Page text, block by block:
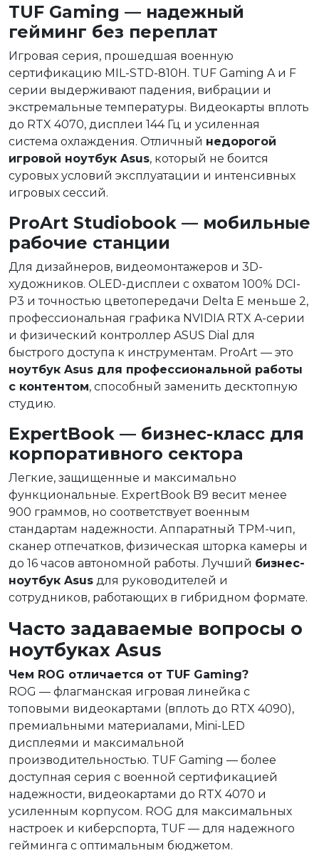
TUF Gaming — надежный
гейминг без переплат
Игровая серия, прошедшая военную
сертификацию MIL-STD-810H. TUF Gaming A и F
серии выдерживают падения, вибрации и
экстремальные температуры. Видеокарты вплоть
до RTX 4070, дисплеи 144 Гц и усиленная
система охлаждения. Отличный недорогой
игровой ноутбук Asus, который не боится
суровых условий эксплуатации и интенсивных
игровых сессий.
ProArt Studiobook — мобильные
рабочие станции
Для дизайнеров, видеомонтажеров и 3D-
художников. OLED-дисплеи с охватом 100% DCI-
P3 и точностью цветопередачи Delta E меньше 2,
профессиональная графика NVIDIA RTX A-серии
и физический контроллер ASUS Dial для
быстрого доступа к инструментам. ProArt — это
ноутбук Asus для профессиональной работы
с контентом, способный заменить десктопную
студию.
ExpertBook — бизнес-класс для
корпоративного сектора
Легкие, защищенные и максимально
функциональные. ExpertBook B9 весит менее
900 граммов, но соответствует военным
стандартам надежности. Аппаратный TPM-чип,
сканер отпечатков, физическая шторка камеры и
до 16 часов автономной работы. Лучший бизнес-
ноутбук Asus для руководителей и
сотрудников, работающих в гибридном формате.
Часто задаваемые вопросы о
ноутбуках Asus
Чем ROG отличается от TUF Gaming?
ROG — флагманская игровая линейка с
топовыми видеокартами (вплоть до RTX 4090),
премиальными материалами, Mini-LED
дисплеями и максимальной
производительностью. TUF Gaming — более
доступная серия с военной сертификацией
надежности, видеокартами до RTX 4070 и
усиленным корпусом. ROG для максимальных
настроек и киберспорта, TUF — для надежного
гейминга с оптимальным бюджетом.